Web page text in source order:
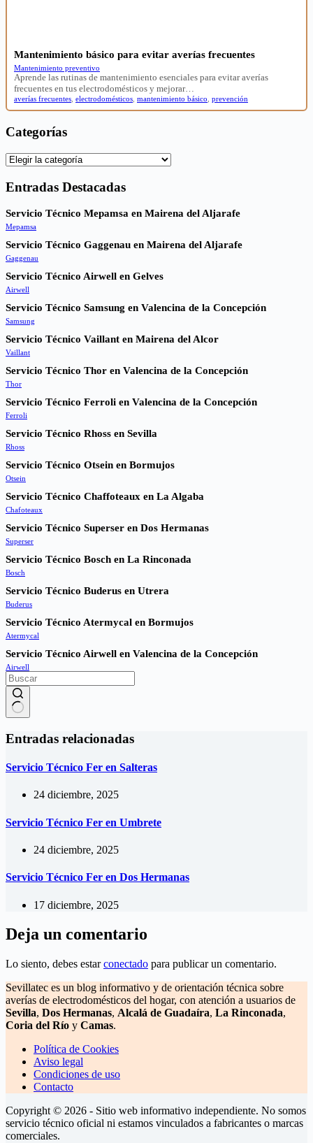
Mantenimiento básico para evitar averías frecuentes
Mantenimiento preventivo
Aprende las rutinas de mantenimiento esenciales para evitar averías
frecuentes en tus electrodomésticos y mejorar…
averías frecuentes electrodomésticos mantenimiento básico prevención
Categorías
Categorías
Entradas Destacadas
Servicio Técnico Mepamsa en Mairena del Aljarafe
Mepamsa
Servicio Técnico Gaggenau en Mairena del Aljarafe
Gaggenau
Servicio Técnico Airwell en Gelves
Airwell
Servicio Técnico Samsung en Valencina de la Concepción
Samsung
Servicio Técnico Vaillant en Mairena del Alcor
Vaillant
Servicio Técnico Thor en Valencina de la Concepción
Thor
Servicio Técnico Ferroli en Valencina de la Concepción
Ferroli
Servicio Técnico Rhoss en Sevilla
Rhoss
Servicio Técnico Otsein en Bormujos
Otsein
Servicio Técnico Chaffoteaux en La Algaba
Chafoteaux
Servicio Técnico Superser en Dos Hermanas
Superser
Servicio Técnico Bosch en La Rinconada
Bosch
Servicio Técnico Buderus en Utrera
Buderus
Servicio Técnico Atermycal en Bormujos
Atermycal
Servicio Técnico Airwell en Valencina de la Concepción
Airwell
resultados
Entradas relacionadas
Servicio Técnico Fer en Salteras
24 diciembre, 2025
Servicio Técnico Fer en Umbrete
24 diciembre, 2025
Servicio Técnico Fer en Dos Hermanas
17 diciembre, 2025
Deja un comentario
Lo siento, debes estarconectado para publicar un comentario.
Sevillatec es un blog informativo y de orientación técnica sobre
averías de electrodomésticos del hogar, con atención a usuarios de
Sevilla, Dos Hermanas, Alcalá de Guadaíra, La Rinconada,
Coria del Río y Camas.
Política de Cookies
Aviso legal
Condiciones de uso
Contacto
Copyright © 2026 - Sitio web informativo independiente. No somos
servicio técnico oficial ni estamos vinculados a fabricantes o marcas
comerciales.